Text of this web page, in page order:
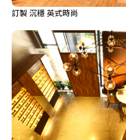
訂製 沉穩 英式時尚